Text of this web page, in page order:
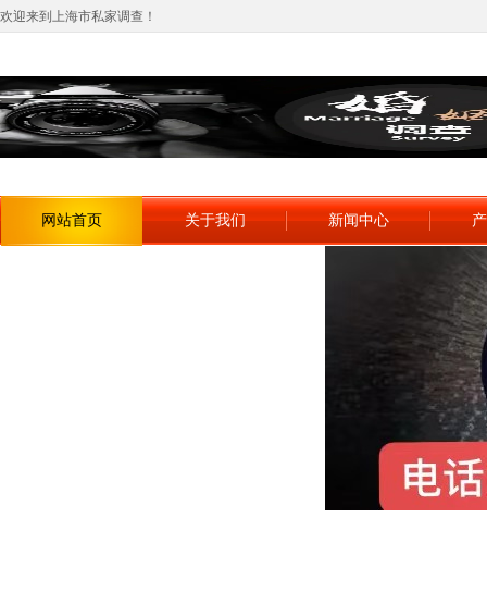
欢迎来到上海市私家调查！
网站首页 关于我们 新闻中心